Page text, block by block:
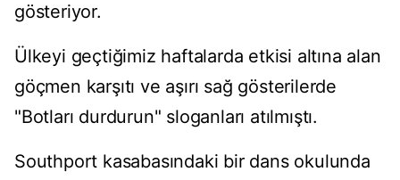
gösteriyor.
Ülkeyi geçtiğimiz haftalarda etkisi altına alan
göçmen karşıtı ve aşırı sağ gösterilerde
"Botları durdurun" sloganları atılmıştı.
Southport kasabasındaki bir dans okulunda